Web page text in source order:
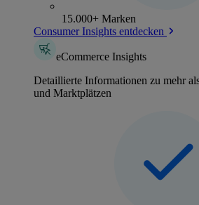
15.000+ Marken
Consumer Insights entdecken
eCommerce Insights
Detaillierte Informationen zu mehr
und Marktplätzen